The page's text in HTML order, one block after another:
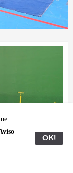
OK!